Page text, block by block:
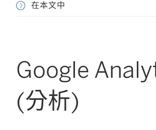
在本文中
Google
(分析)